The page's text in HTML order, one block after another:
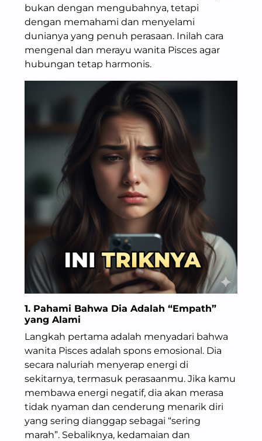
bukan dengan mengubahnya, tetapi
dengan memahami dan menyelami
dunianya yang penuh perasaan. Inilah cara
mengenal dan merayu wanita Pisces agar
hubungan tetap harmonis.
1. Pahami Bahwa Dia Adalah “Empath”
yang Alami
Langkah pertama adalah menyadari bahwa
wanita Pisces adalah spons emosional. Dia
secara naluriah menyerap energi di
sekitarnya, termasuk perasaanmu. Jika kamu
membawa energi negatif, dia akan merasa
tidak nyaman dan cenderung menarik diri
yang sering dianggap sebagai “sering
marah”. Sebaliknya, kedamaian dan